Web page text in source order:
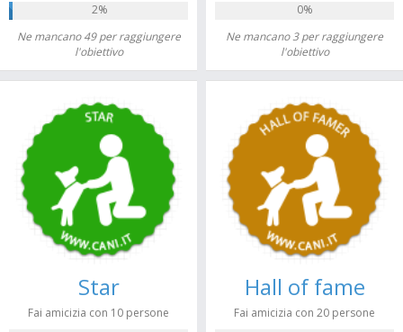
2%
Ne mancano 49 per raggiungere
l'obiettivo
0%
Ne mancano 3 per raggiungere
l'obiettivo
Star
Fai amicizia con 10 persone
Hall of fame
Fai amicizia con 20 persone